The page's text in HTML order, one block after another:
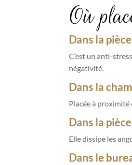
Où
Dans la
C’est un anti-
négativité.
Dans la
Placée à
Dans la
Elle dissipe les
Dans le